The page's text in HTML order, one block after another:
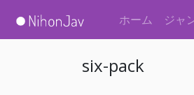
ホーム ジャ
six-pack